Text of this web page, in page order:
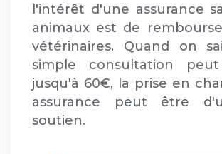
l'intérêt d'une assurance
animaux est de
vétérinaires. Quand on
simple consultation
jusqu'à 60€, la prise en
assurance peut être
soutien.